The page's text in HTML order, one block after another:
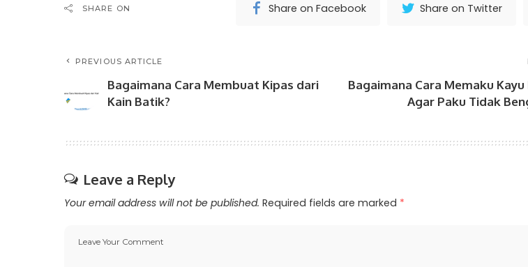
SHARE ON Share on Facebook Share on Twitter
PREVIOUS ARTICLE
Bagaimana Cara Membuat Kipas dari
Kain Batik?
Bagaimana Cara Memaku Kayu
Agar Paku Tidak
Leave a Reply
Your email address will not be published. Required fields are marked *